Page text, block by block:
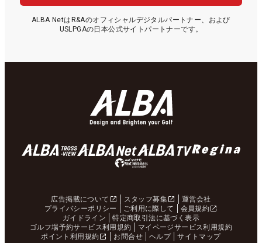
ALBA NetはR&Aのオフィシャルデジタルパートナー、および
USLPGAの日本公式サイトパートナーです。
広告掲載について スタッフ募集
運営会社
プライバシーポリシー
ご利用に際して
会員規約
ガイドライン
特定商取引法に基づく表示
ゴルフ場予約サービス利用規約
マイページサービス利用規約
ポイント利用規約
お問合せ ヘルプ サイトマップ